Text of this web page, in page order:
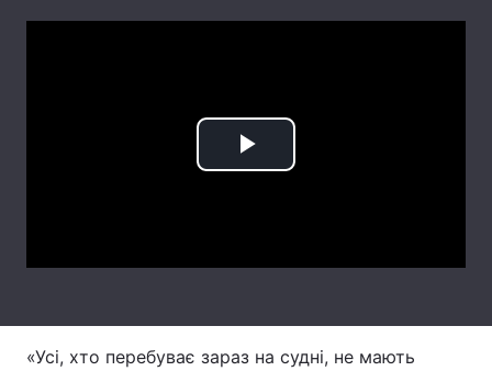
Play
«Усі, хто перебуває зараз на судні, не мають